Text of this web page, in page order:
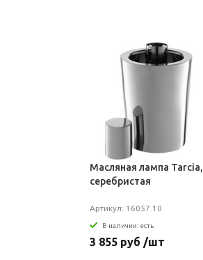
Масляная лампа Tarcia,
серебристая
Артикул: 16057.10
В наличии: есть
3 855 руб /шт